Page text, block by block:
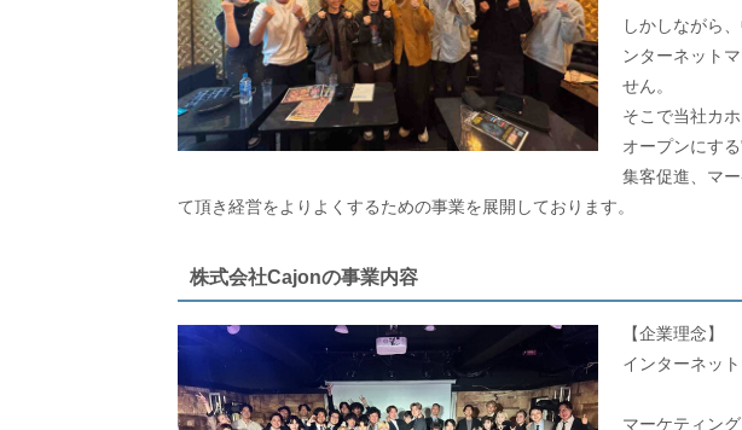
しかしながら
ンターネット
せん。
そこで当社カ
オープンにす
集客促進、マ
て頂き経営をよりよくするための事業を展開しております。
株式会社Cajonの事業内容
【企業理念】
インターネッ
マーケティン